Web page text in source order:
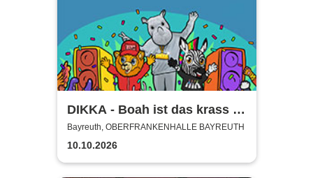
DIKKA - Boah ist das krass -
Tour 2026
Bayreuth, OBERFRANKENHALLE BAYREUTH
10.10.2026